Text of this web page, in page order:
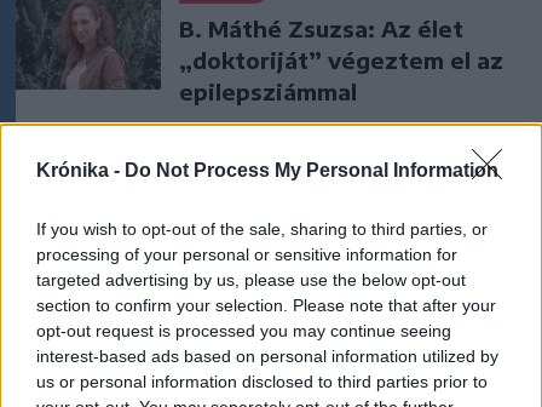
Krónika - Do Not Process My Personal Information
If you wish to opt-out of the sale, sharing to third parties, or
processing of your personal or sensitive information for
targeted advertising by us, please use the below opt-out
section to confirm your selection. Please note that after your
opt-out request is processed you may continue seeing
interest-based ads based on personal information utilized by
us or personal information disclosed to third parties prior to
B. Máthé Zsuzsa: Az élet
„doktoriját” végeztem el az
epilepsziámmal
A rovat további cikkei